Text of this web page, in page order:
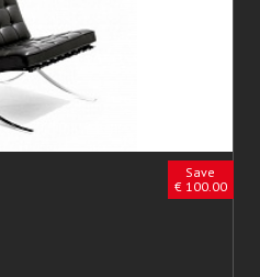
Save
€ 100.00